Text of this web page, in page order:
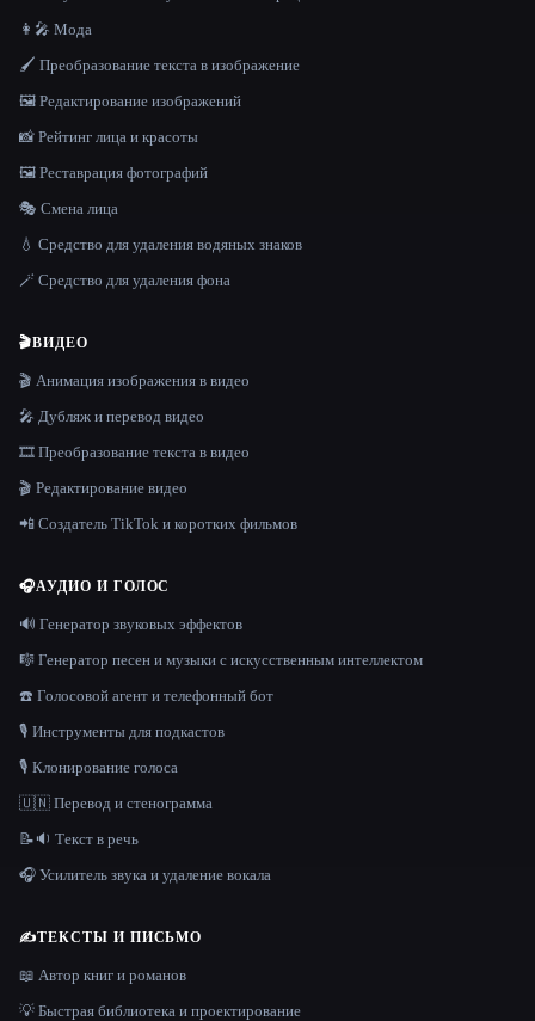
👩‍🎤 Мода
🖌️ Преобразование текста в изображение
🖼️ Редактирование изображений
📸 Рейтинг лица и красоты
🖼️ Реставрация фотографий
🎭 Смена лица
💧 Средство для удаления водяных знаков
🪄 Средство для удаления фона
🎬ВИДЕО
🎬 Анимация изображения в видео
🎤 Дубляж и перевод видео
🎞️ Преобразование текста в видео
🎬 Редактирование видео
📲 Создатель TikTok и коротких фильмов
🎧АУДИО И ГОЛОС
🔊 Генератор звуковых эффектов
🎼 Генератор песен и музыки с искусственным интеллектом
☎️ Голосовой агент и телефонный бот
🎙️ Инструменты для подкастов
🎙️ Клонирование голоса
🇺🇳 Перевод и стенограмма
📝🔉 Текст в речь
🎧 Усилитель звука и удаление вокала
✍️ТЕКСТЫ И ПИСЬМО
📖 Автор книг и романов
💡 Быстрая библиотека и проектирование